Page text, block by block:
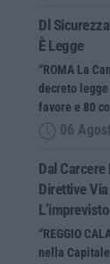
Dl
È Legge
“ROMA La
decreto
favore e 80
06
Dal Carcere
Direttive
“REGGIO
nella